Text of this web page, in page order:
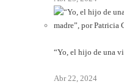
“Yo, el hijo de una vi..
Abr 22, 2024